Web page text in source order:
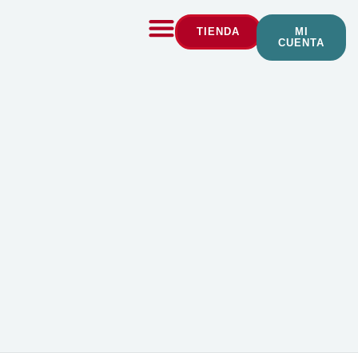
TIENDA
MI
CUENTA